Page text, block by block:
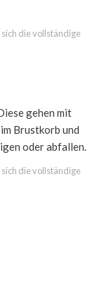
sich die vollständige
gehen mit
Brustkorb und
oder abfallen.
sich die vollständige